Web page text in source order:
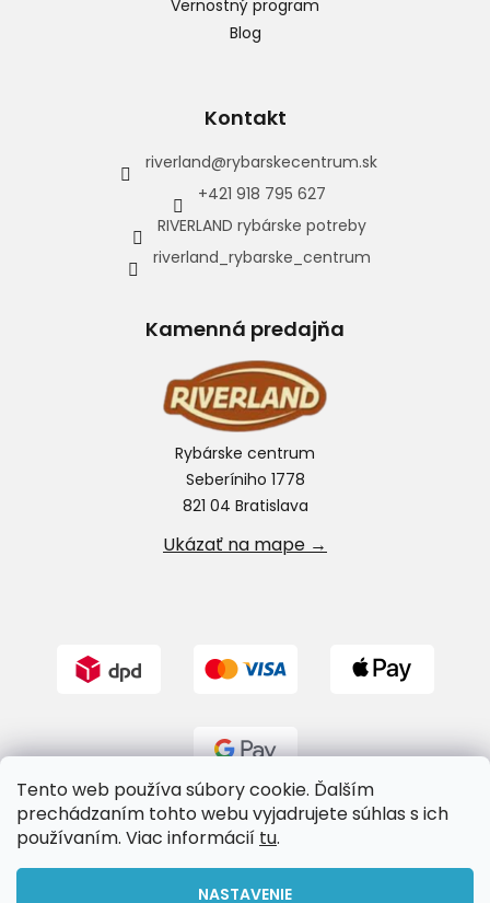
Tento web používa súbory cookie. Ďalším
prechádzaním tohto webu vyjadrujete súhlas s ich
používaním. Viac informácií tu.
NASTAVENIE
Vernostný program
Blog
Kontakt
riverland@rybarskecentrum.sk
+421 918 795 627
RIVERLAND rybárske potreby
riverland_rybarske_centrum
Kamenná predajňa
Rybárske centrum
Seberíniho 1778
821 04 Bratislava
Ukázať na mape →